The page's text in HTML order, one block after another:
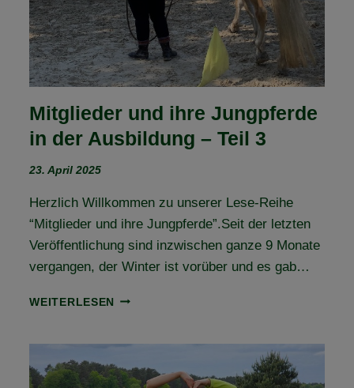
Mitglieder und ihre Jungpferde
in der Ausbildung – Teil 3
23. April 2025
Herzlich Willkommen zu unserer Lese-Reihe
“Mitglieder und ihre Jungpferde”.Seit der letzten
Veröffentlichung sind inzwischen ganze 9 Monate
vergangen, der Winter ist vorüber und es gab…
WEITERLESEN
MITGLIEDER
IN
DER